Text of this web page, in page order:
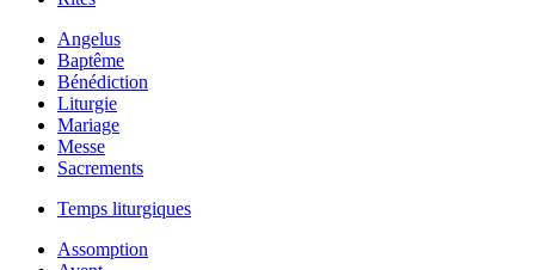
Angelus
Baptême
Bénédiction
Liturgie
Mariage
Messe
Sacrements
Temps liturgiques
Assomption